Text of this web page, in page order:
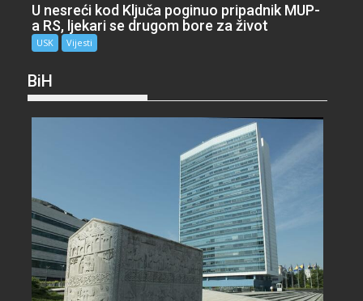
U nesreći kod Ključa poginuo pripadnik MUP-
a RS, ljekari se drugom bore za život
USK Vijesti
BiH